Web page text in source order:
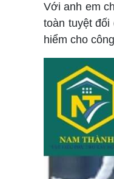
Với anh em
toàn tuyệt
hiểm cho